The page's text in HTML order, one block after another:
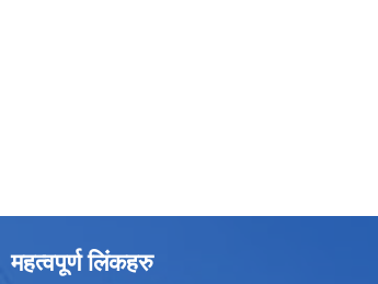
महत्वपूर्ण लिंकहरु